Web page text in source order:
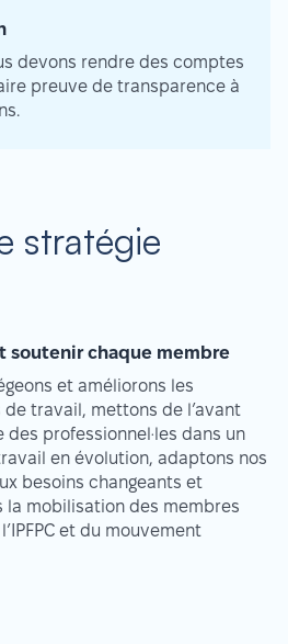
devons rendre des comptes
preuve de transparence à
stratégie
soutenir chaque membre
et améliorons les
travail, mettons de l’avant
des professionnel·les dans un
en évolution, adaptons nos
besoins changeants et
la mobilisation des membres
et du mouvement